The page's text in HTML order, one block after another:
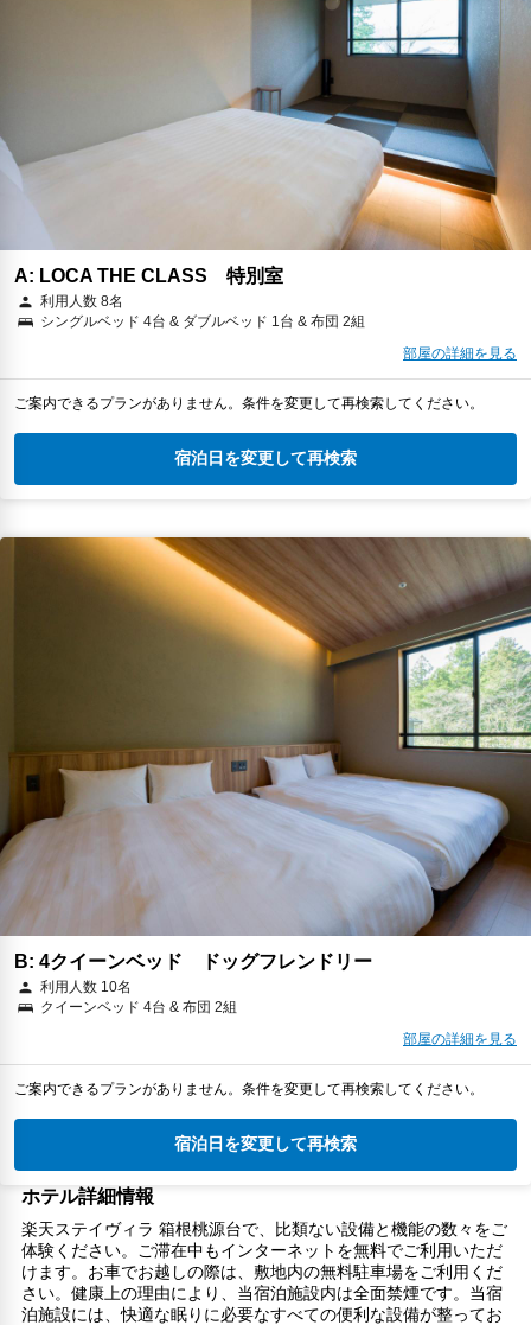
A: LOCA THE CLASS 特別室
利用人数 8名
シングルベッド 4台 & ダブルベッド 1台 & 布団 2組
部屋の詳細を見る
ご案内できるプランがありません。条件を変更して再検索してください。
宿泊日を変更して再検索
B: 4クイーンベッド ドッグフレンドリー
利用人数 10名
クイーンベッド 4台 & 布団 2組
部屋の詳細を見る
ご案内できるプランがありません。条件を変更して再検索してください。
宿泊日を変更して再検索
ホテル詳細情報
楽天ステイヴィラ 箱根桃源台で、比類ない設備と機能の数々をご
体験ください。ご滞在中もインターネットを無料でご利用いただ
けます。お車でお越しの際は、敷地内の無料駐車場をご利用くだ
さい。健康上の理由により、当宿泊施設内は全面禁煙です。当宿
泊施設には、快適な眠りに必要なすべての便利な設備が整ってお